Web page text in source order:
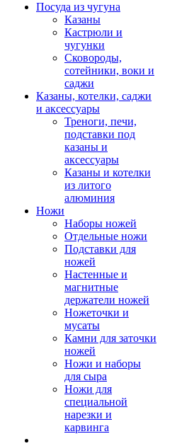
Посуда из чугуна
Казаны
Кастрюли и
чугунки
Сковороды,
сотейники, воки и
саджи
Казаны, котелки, саджи
и аксессуары
Треноги, печи,
подставки под
казаны и
аксессуары
Казаны и котелки
из литого
алюминия
Ножи
Наборы ножей
Отдельные ножи
Подставки для
ножей
Настенные и
магнитные
держатели ножей
Ножеточки и
мусаты
Камни для заточки
ножей
Ножи и наборы
для сыра
Ножи для
специальной
нарезки и
карвинга